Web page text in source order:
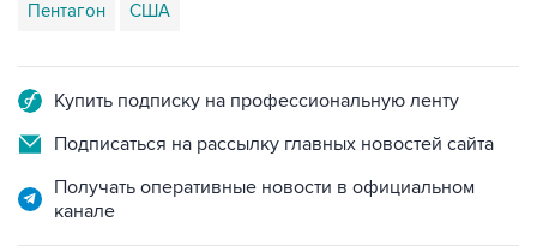
Пентагон США
Купить подписку на профессиональную ленту
Подписаться на рассылку главных новостей сайта
Получать оперативные новости в официальном
канале